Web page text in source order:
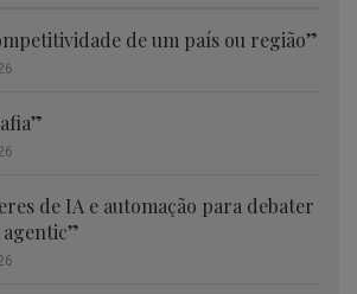
de um país ou região”
de IA e automação para debater
agentic”